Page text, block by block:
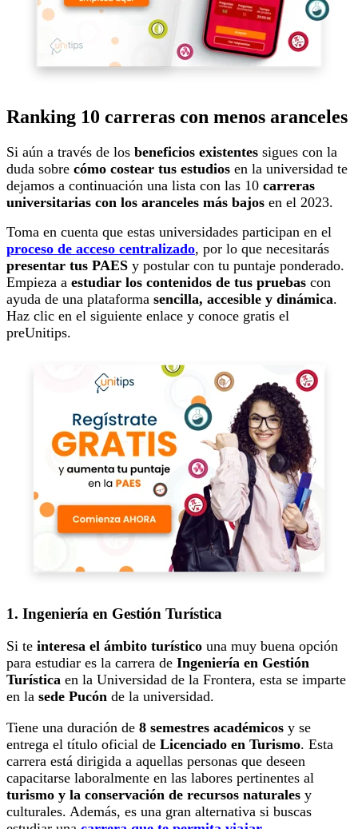
Ranking 10 carreras con menos aranceles
Si aún a través de los beneficios existentes sigues con la
duda sobre cómo costear tus estudios en la universidad te
dejamos a continuación una lista con las 10 carreras
universitarias con los aranceles más bajos en el 2023.
Toma en cuenta que estas universidades participan en el
proceso de acceso centralizado, por lo que necesitarás
presentar tus PAES y postular con tu puntaje ponderado.
Empieza a estudiar los contenidos de tus pruebas con
ayuda de una plataforma sencilla, accesible y dinámica.
Haz clic en el siguiente enlace y conoce gratis el
preUnitips.
1. Ingeniería en Gestión Turística
Si te interesa el ámbito turístico una muy buena opción
para estudiar es la carrera de Ingeniería en Gestión
Turística en la Universidad de la Frontera, esta se imparte
en la sede Pucón de la universidad.
Tiene una duración de 8 semestres académicos y se
entrega el título oficial de Licenciado en Turismo. Esta
carrera está dirigida a aquellas personas que deseen
capacitarse laboralmente en las labores pertinentes al
turismo y la conservación de recursos naturales y
culturales. Además, es una gran alternativa si buscas